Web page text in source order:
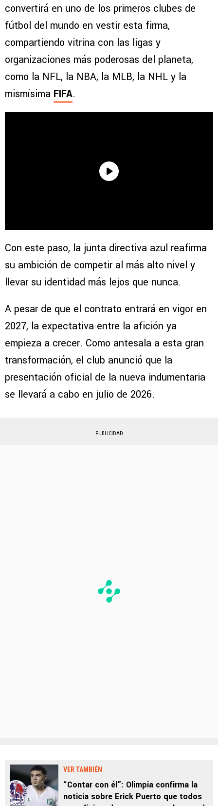
convertirá en uno de los primeros clubes de
fútbol del mundo en vestir esta firma,
compartiendo vitrina con las ligas y
organizaciones más poderosas del planeta,
como la NFL, la NBA, la MLB, la NHL y la
mismísima FIFA.
Con este paso, la junta directiva azul reafirma
su ambición de competir al más alto nivel y
llevar su identidad más lejos que nunca.
A pesar de que el contrato entrará en vigor en
2027, la expectativa entre la afición ya
empieza a crecer. Como antesala a esta gran
transformación, el club anunció que la
presentación oficial de la nueva indumentaria
se llevará a cabo en julio de 2026.
PUBLICIDAD
VER TAMBIÉN
“Contar con él”: Olimpia confirma la
noticia sobre Erick Puerto que todos